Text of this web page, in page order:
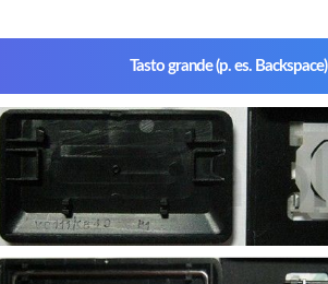
Tasto grande (p. es. Backspace)